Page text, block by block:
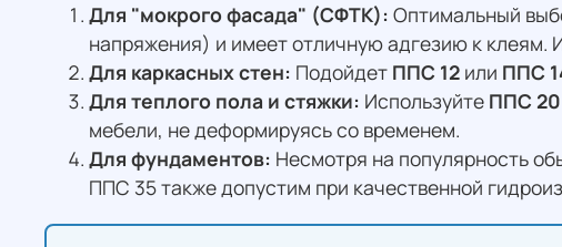
Для "мокрого фасада" (СФТК): Оптимальный
напряжения) и имеет отличную адгезию к клеям.
Для каркасных стен: Подойдет ППС 12 или ППС
Для теплого пола и стяжки: Используйте ППС 20
мебели, не деформируясь со временем.
Для фундаментов: Несмотря на популярность
ППС 35 также допустим при качественной